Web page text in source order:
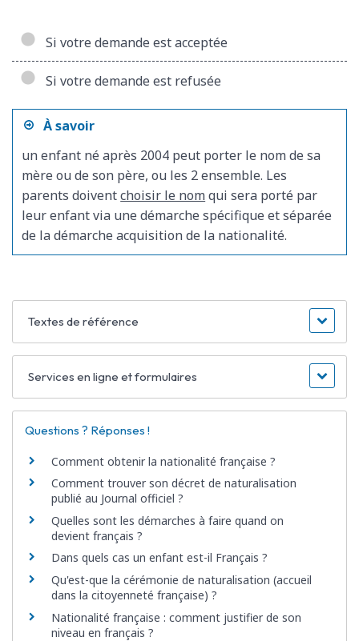
Si votre demande est acceptée
Si votre demande est refusée
À savoir
un enfant né après 2004 peut porter le nom de sa
mère ou de son père, ou les 2 ensemble. Les
parents doiventchoisir le nomqui sera porté par
leur enfant via une démarche spécifique et séparée
de la démarche acquisition de la nationalité.
Textes de référence
Services en ligne et formulaires
Questions ? Réponses !
Comment obtenir la nationalité française ?
Comment trouver son décret de naturalisation
publié au Journal officiel ?
Quelles sont les démarches à faire quand on
devient français ?
Dans quels cas un enfant est-il Français ?
Qu'est-que la cérémonie de naturalisation (accueil
dans la citoyenneté française) ?
Nationalité française : comment justifier de son
niveau en français ?